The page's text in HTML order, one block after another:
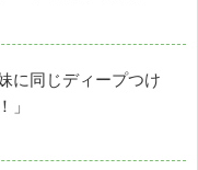
に同じディープつけ
」